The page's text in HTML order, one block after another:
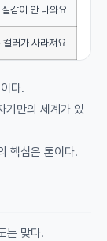
감이 안 나와요
러가 사라져요
다.
기만의 세계가 있
핵심은 톤이다.
는 맞다.